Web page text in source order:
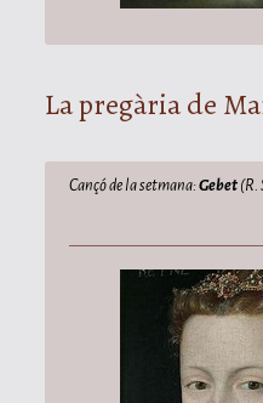
La pregària de
Cançó de la setmana:Gebet (R.